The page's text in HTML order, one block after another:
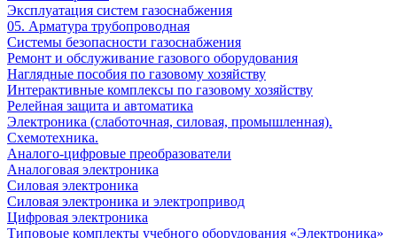
Эксплуатация систем газоснабжения
05. Арматура трубопроводная
Системы безопасности газоснабжения
Ремонт и обслуживание газового оборудования
Наглядные пособия по газовому хозяйству
Интерактивные комплексы по газовому хозяйству
Релейная защита и автоматика
Электроника (слаботочная, силовая, промышленная).
Схемотехника.
Аналого-цифровые преобразователи
Аналоговая электроника
Cиловая электроника
Cиловая электроника и электропривод
Цифровая электроника
Типовоые комплекты учебного оборудования «Электроника»